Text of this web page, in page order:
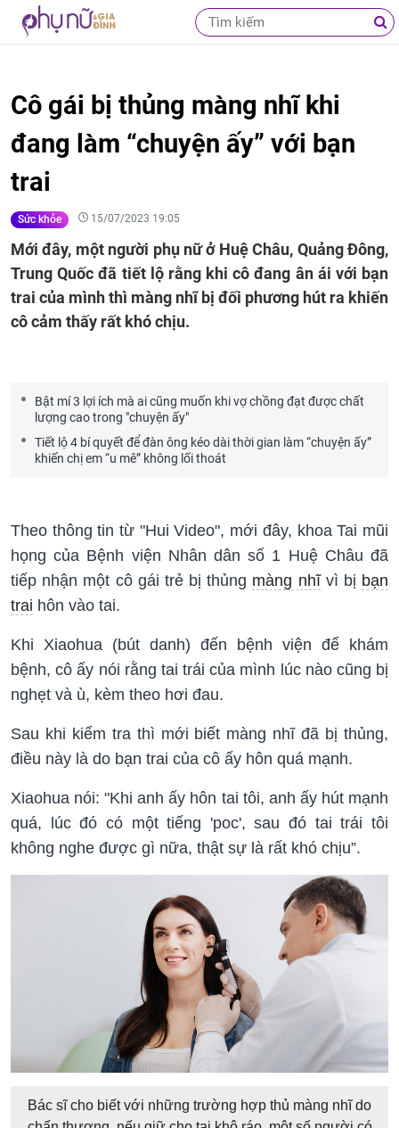
Cô gái bị thủng màng nhĩ khi
đang làm “chuyện ấy” với bạn
trai
Sức khỏe 15/07/2023 19:05
Mới đây, một người phụ nữ ở Huệ Châu, Quảng Đông,
Trung Quốc đã tiết lộ rằng khi cô đang ân ái với bạn
trai của mình thì màng nhĩ bị đối phương hút ra khiến
cô cảm thấy rất khó chịu.
Bật mí 3 lợi ích mà ai cũng muốn khi vợ chồng đạt được chất
lượng cao trong "chuyện ấy"
Tiết lộ 4 bí quyết để đàn ông kéo dài thời gian làm “chuyện ấy”
khiến chị em “u mê” không lối thoát
Theo thông tin từ "Hui Video", mới đây, khoa Tai mũi
họng của Bệnh viện Nhân dân số 1 Huệ Châu đã
tiếp nhận một cô gái trẻ bị thủng màng nhĩvì bị bạn
trai hôn vào tai.
Khi Xiaohua (bút danh) đến bệnh viện để khám
bệnh, cô ấy nói rằng tai trái của mình lúc nào cũng bị
nghẹt và ù, kèm theo hơi đau.
Sau khi kiểm tra thì mới biết màng nhĩ đã bị thủng,
điều này là do bạn trai của cô ấy hôn quá mạnh.
Xiaohua nói: "Khi anh ấy hôn tai tôi, anh ấy hút mạnh
quá, lúc đó có một tiếng 'poc', sau đó tai trái tôi
không nghe được gì nữa, thật sự là rất khó chịu”.
Bác sĩ cho biết với những trường hợp thủ màng nhĩ do